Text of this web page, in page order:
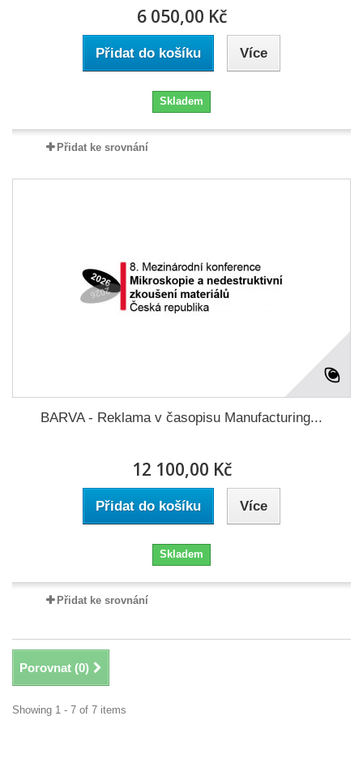
6 050,00 Kč
Přidat do košíku Více
Skladem
Přidat ke srovnání
BARVA - Reklama v časopisu Manufacturing...
12 100,00 Kč
Přidat do košíku Více
Skladem
Přidat ke srovnání
Porovnat (0)
Showing 1 - 7 of 7 items